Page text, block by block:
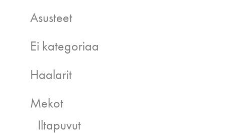
Asusteet
Ei kategoriaa
Haalarit
Mekot
Iltapuvut